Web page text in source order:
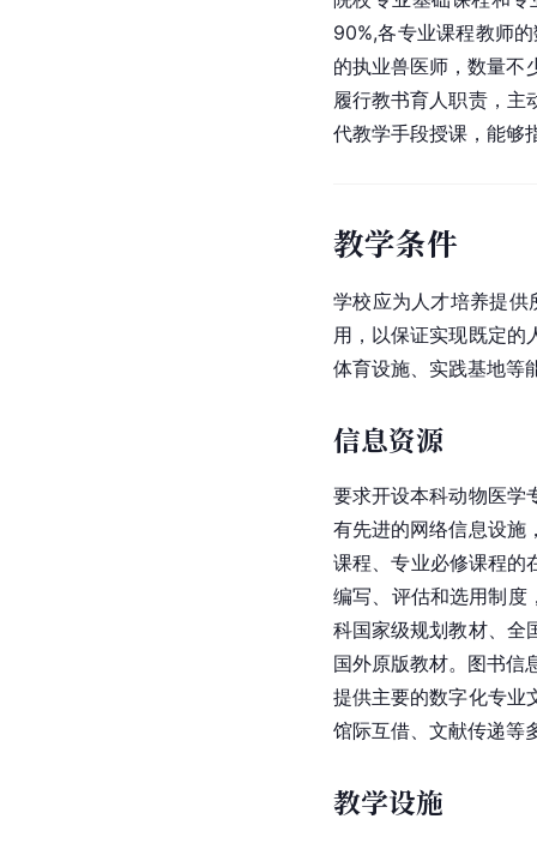
90%,各专业课程教师
的执业兽医师，数量不
履行教书育人职责，主
代教学手段授课，能够
教学条件
学校应为人才培养提供
用，以保证实现既定的
体育设施、实践基地等
信息资源
要求开设本科动物医学
有先进的网络信息设施
课程、专业必修课程的
编写、评估和选用制度
科国家级规划教材、全
国外原版教材。图书信
提供主要的数字化专业
馆际互借、文献传递等
教学设施